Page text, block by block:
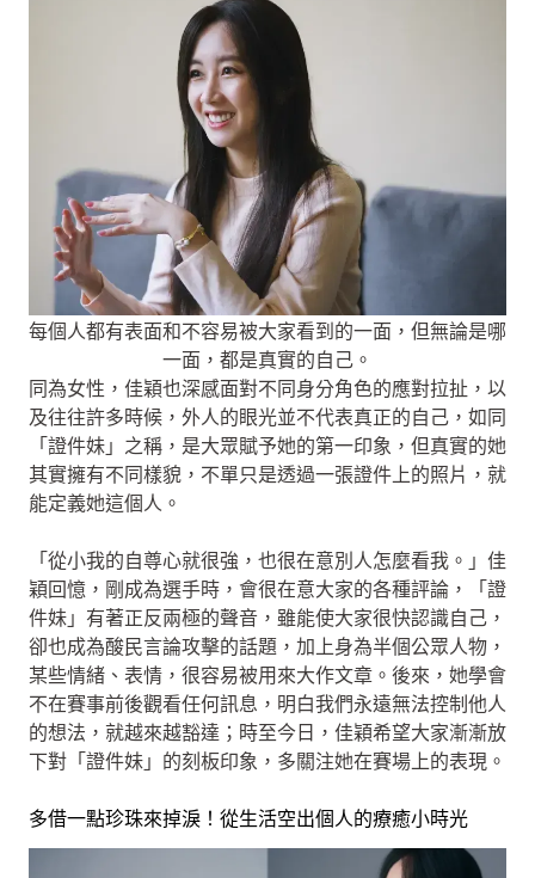
每個人都有表面和不容易被大家看到的一面，但無論是哪
一面，都是真實的自己。
同為女性，佳穎也深感面對不同身分角色的應對拉扯，以
及往往許多時候，外人的眼光並不代表真正的自己，如同
「證件妹」之稱，是大眾賦予她的第一印象，但真實的她
其實擁有不同樣貌，不單只是透過一張證件上的照片，就
能定義她這個人。
「從小我的自尊心就很強，也很在意別人怎麼看我。」佳
穎回憶，剛成為選手時，會很在意大家的各種評論，「證
件妹」有著正反兩極的聲音，雖能使大家很快認識自己，
卻也成為酸民言論攻擊的話題，加上身為半個公眾人物，
某些情緒、表情，很容易被用來大作文章。後來，她學會
不在賽事前後觀看任何訊息，明白我們永遠無法控制他人
的想法，就越來越豁達；時至今日，佳穎希望大家漸漸放
下對「證件妹」的刻板印象，多關注她在賽場上的表現。
多借一點珍珠來掉淚！從生活空出個人的療癒小時光